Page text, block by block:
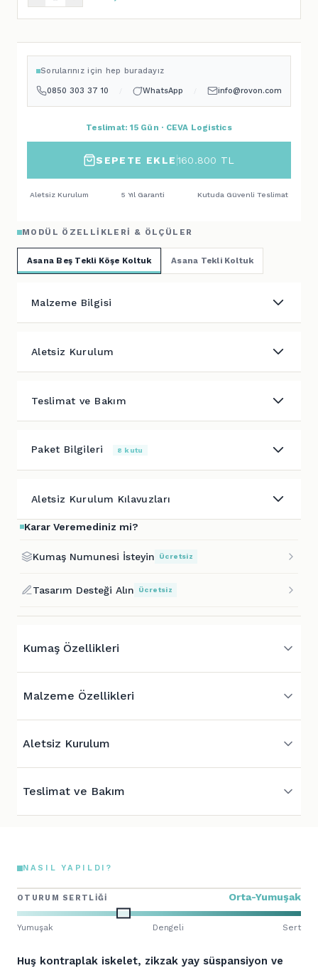
Sorularınız için hep buradayız
0850 303 37 10 WhatsApp info@rovon.com
Teslimat: 15 Gün · CEVA Logistics
SEPETE EKLE 160.800 TL
Aletsiz Kurulum 5 Yıl Garanti Kutuda Güvenli Teslimat
MODÜL ÖZELLIKLERI & ÖLÇÜLER
Asana Beş Tekli Köşe Koltuk Asana Tekli Koltuk
Malzeme Bilgisi
Aletsiz Kurulum
Teslimat ve Bakım
Paket Bilgileri 8 kutu
Aletsiz Kurulum Kılavuzları
Karar Veremediniz mi?
Kumaş Numunesi İsteyin Ücretsiz
Tasarım Desteği Alın Ücretsiz
Kumaş Özellikleri
Malzeme Özellikleri
Aletsiz Kurulum
Teslimat ve Bakım
NASIL YAPILDI?
Huş kontraplak iskelet, zikzak yay süspansiyon ve
OTURUM SERTLIĞI Orta-Yumuşak
Yumuşak Dengeli Sert